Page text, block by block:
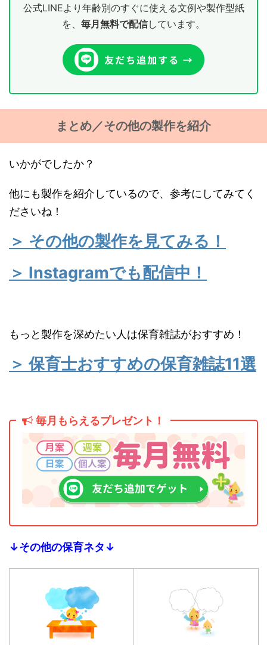
公式LINEより年齢別のすぐに使える文例や製作型紙
を、 毎月無料で配信しています。
まとめ／その他の製作を紹介
いかがでしたか？
他にも製作を紹介しているので、参考にしてみてく
ださいね！
＞ その他の製作を見てみる！
＞ Instagramでも配信中！
もっと製作を深めたい人は保育雑誌がおすすめ！
＞ 保育士おすすめの保育雑誌11選
毎月もらえるプレゼント！
↓その他の保育ネタ↓